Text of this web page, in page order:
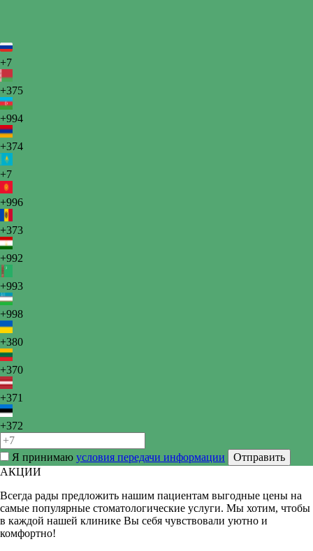
+7
+375
+994
+374
+7
+996
+373
+992
+993
+998
+380
+370
+371
+372
Я принимаю условия передачи информации
Отправить
АКЦИИ
Всегда рады предложить нашим пациентам выгодные цены на
самые популярные стоматологические услуги. Мы хотим, чтобы
в каждой нашей клинике Вы себя чувствовали уютно и
комфортно!